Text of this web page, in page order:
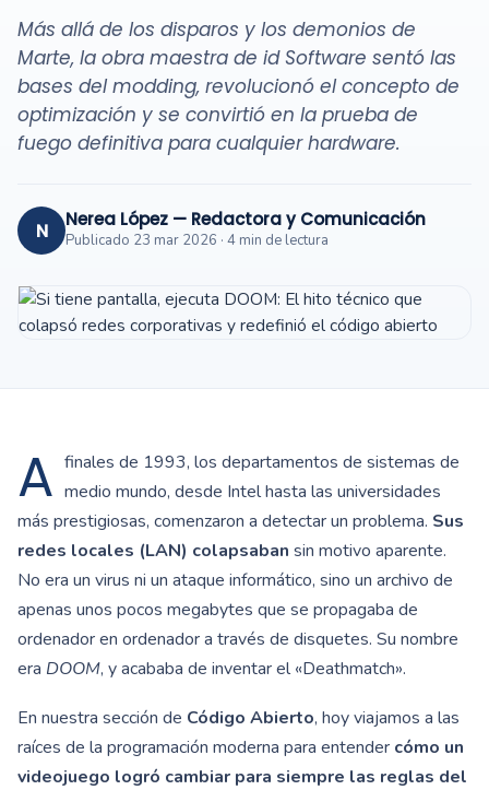
Más allá de los disparos y los demonios de
Marte, la obra maestra de id Software sentó las
bases del modding, revolucionó el concepto de
optimización y se convirtió en la prueba de
fuego definitiva para cualquier hardware.
N Nerea López — Redactora y Comunicación
Publicado 23 mar 2026 · 4 min de lectura
A finales de 1993, los departamentos de sistemas de
medio mundo, desde Intel hasta las universidades
más prestigiosas, comenzaron a detectar un problema. Sus
redes locales (LAN) colapsaban sin motivo aparente.
No era un virus ni un ataque informático, sino un archivo de
apenas unos pocos megabytes que se propagaba de
ordenador en ordenador a través de disquetes. Su nombre
era DOOM, y acababa de inventar el «Deathmatch».
En nuestra sección de Código Abierto, hoy viajamos a las
raíces de la programación moderna para entender cómo un
videojuego logró cambiar para siempre las reglas del